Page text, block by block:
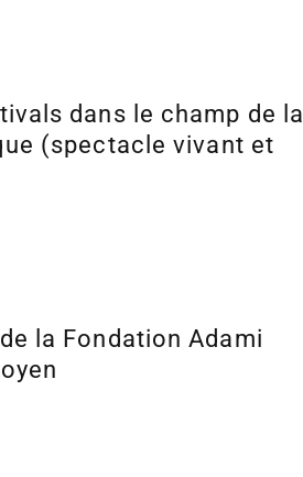
dans le champ de la
(spectacle vivant et
la Fondation Adami